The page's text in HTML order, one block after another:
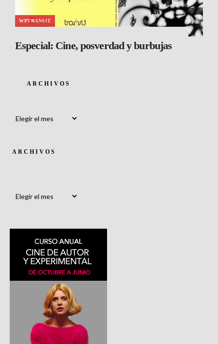
WPTRANSIT
Especial: Cine, posverdad y burbujas
ARCHIVOS
ARCHIVOS